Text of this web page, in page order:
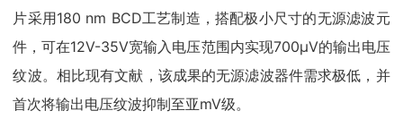
片采用180 nm BCD工艺制造，搭配极小尺寸的无源滤波元
件，可在12V-35V宽输入电压范围内实现700μV的输出电压
纹波。相比现有文献，该成果的无源滤波器件需求极低，并
首次将输出电压纹波抑制至亚mV级。